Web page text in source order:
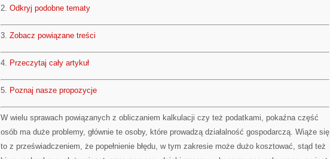
2. Odkryj podobne tematy
3. Zobacz powiązane treści
4. Przeczytaj cały artykuł
5. Poznaj nasze propozycje
W wielu sprawach powiązanych z obliczaniem kalkulacji czy też podatkami, pokaźna część
osób ma duże problemy, głównie te osoby, które prowadzą działalność gospodarczą. Wiąże się
to z przeświadczeniem, że popełnienie błędu, w tym zakresie może dużo kosztować, stąd też